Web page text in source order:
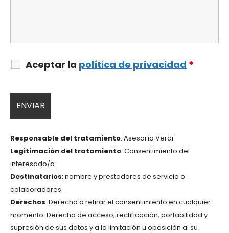
Aceptar la política de privacidad *
Responsable del tratamiento: Asesoría Verdi
Legitimación del tratamiento: Consentimiento del
interesado/a.
Destinatarios: nombre y prestadores de servicio o
colaboradores.
Derechos: Derecho a retirar el consentimiento en cualquier
momento. Derecho de acceso, rectificación, portabilidad y
supresión de sus datos y a la limitación u oposición al su